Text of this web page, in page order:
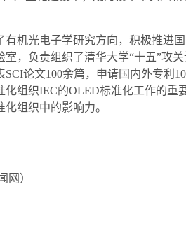
有机光电子学研究方向，积极推进
室，负责组织了清华大学“十五”攻关
SCI论文100余篇，申请国内外专利
化组织IEC的OLED标准化工作的重
组织中的影响力。
网）